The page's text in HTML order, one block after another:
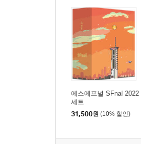
에스에프널 SFnal 2022
세트
31,500원 (10% 할인)